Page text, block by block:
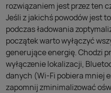
rozwiązaniem jest przez ten
Jeśli z jakichś powodów jest
podczas ładowania
początek warto wyłączyć
generujące energię. Chodzi
wyłączenie lokalizacji,
danych (Wi-Fi pobiera mniej
zapomnij zminimalizować